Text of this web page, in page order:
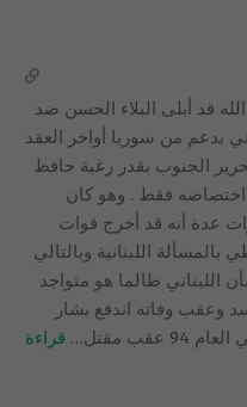
أن حزب الله قد أبلى البلاء الحسن ضد
بدعم من سوريا أواخر العقد
الجنوب بقدر رغبة حافظ
اختصاصه فقط . وهو كان
عدة أنه قد أخرج قوات
بالمسألة اللبنانية وبالتالي
اللبناني طالما هو متواجد
وعقب وفاته اندفع بشار
مقتل
… قراءة